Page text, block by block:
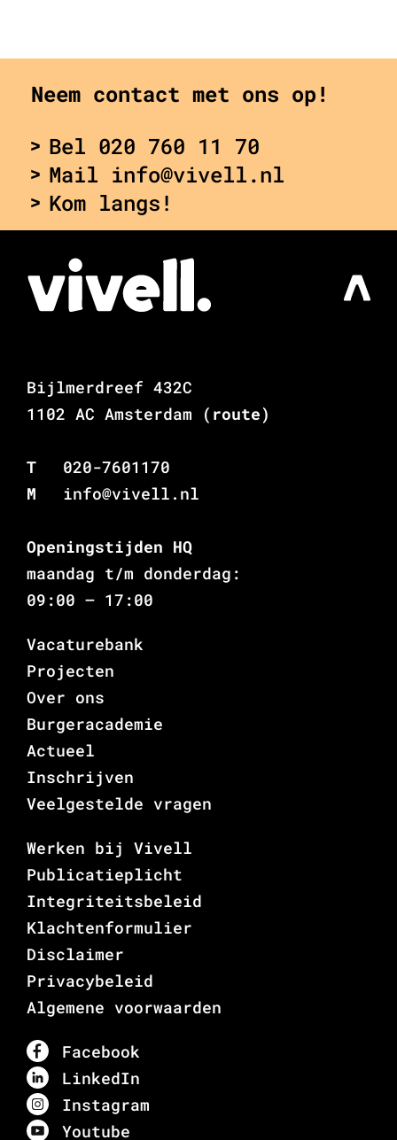
Neem contact met ons op!
Bel 020 760 11 70
Mail info@vivell.nl
Kom langs!
Bijlmerdreef 432C
1102 AC Amsterdam
(route)
T
020-7601170
M
info@vivell.nl
Openingstijden HQ
maandag t/m donderdag:
09:00 – 17:00
Vacaturebank
Projecten
Over ons
Burgeracademie
Actueel
Inschrijven
Veelgestelde vragen
Werken bij Vivell
Publicatieplicht
Integriteitsbeleid
Klachtenformulier
Disclaimer
Privacybeleid
Algemene voorwaarden
Facebook
LinkedIn
Instagram
Youtube